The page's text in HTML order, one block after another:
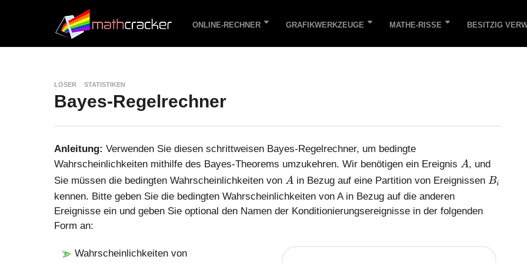
ONLINE-RECHNER GRAFIKWERKZEUGE MATHE-RISSE BESITZIG
LÖSER STATISTIKEN
Bayes-Regelrechner
Anleitung: Verwenden Sie diesen schrittweisen Bayes-Regelrechner, um bedingte
Wahrscheinlichkeiten mithilfe des Bayes-Theorems umzukehren. Wir benötigen ein Ereignis A
A, und
Sie müssen die bedingten Wahrscheinlichkeiten von A
A in Bezug auf eine Partition von Ereignissen B
Bi
kennen. Bitte geben Sie die bedingten Wahrscheinlichkeiten von A in Bezug auf die anderen
Ereignisse ein und geben Sie optional den Namen der Konditionierungsereignisse in der folgenden
Form an:
Wahrscheinlichkeiten von